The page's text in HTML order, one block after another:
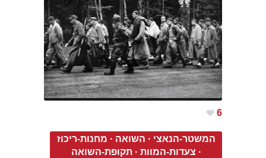
6
המשטר-הנאצי · השואה · מחנות-ריכוז
· צעדות-המוות ·תקופת-השואה